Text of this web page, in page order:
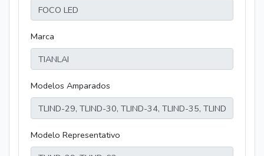
Marca
Modelos Amparados
Modelo Representativo